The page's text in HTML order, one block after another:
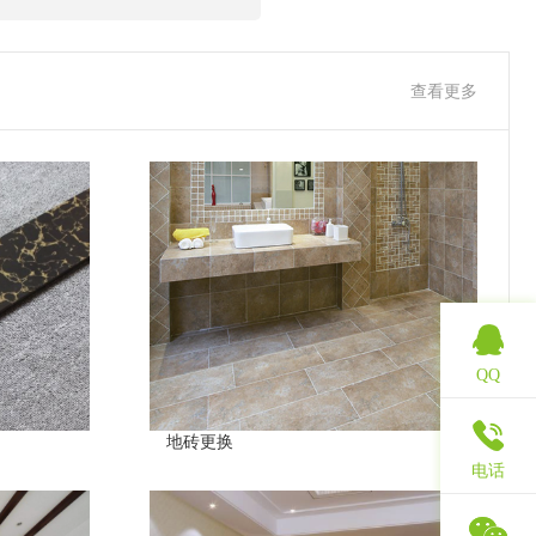
查看更多
地砖更换
QQ
电话